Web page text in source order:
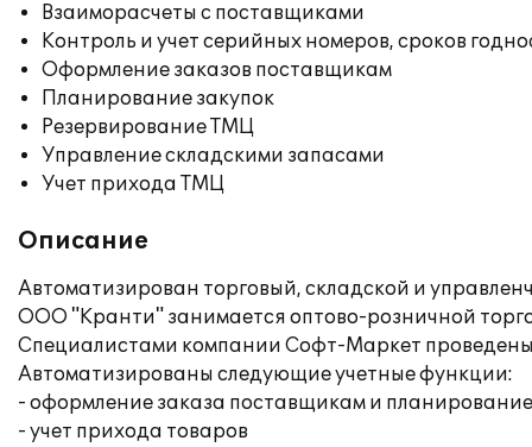
Взаиморасчеты с поставщиками
Контроль и учет серийных номеров, сроков
Оформление заказов поставщикам
Планирование закупок
Резервирование ТМЦ
Управление складскими запасами
Учет прихода ТМЦ
Описание
Автоматизирован торговый, складской и
ООО "Кранти" занимается оптово-розничной
Специалистами компании Софт-Маркет
Автоматизированы следующие учетные функции:
- оформление заказа поставщикам и
- учет прихода товаров